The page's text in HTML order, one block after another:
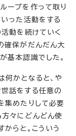
ープを作って取り
った活動をする
動を続けていく
確保がだんだん大
基本認識でした。
何かとなると、や
話をする任意の
集めたりして必要
々にどんどん使
らと。こういう